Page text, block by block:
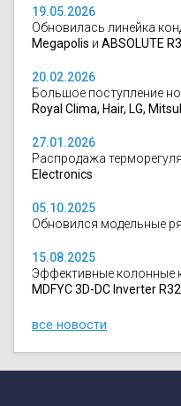
19.05.2026
Обновилась линейка
Megapolis и ABSOLUTE
20.02.2026
Большое поступление
Royal Clima, Hair, LG,
27.01.2026
Распродажа
Electronics
05.10.2025
Обновился модельные
15.08.2025
Эффективные колонные
MDFYC 3D-DC Inverter R32
все новости